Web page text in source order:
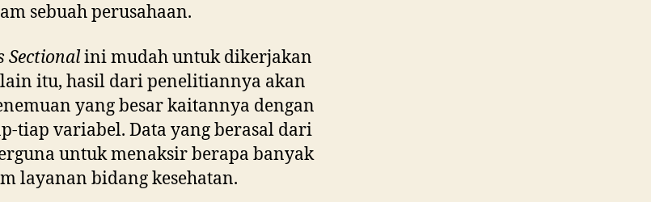
sebuah perusahaan.
Sectionalini mudah untuk dikerjakan
itu, hasil dari penelitiannya akan
yang besar kaitannya dengan
tiap variabel. Data yang berasal dari
untuk menaksir berapa banyak
layanan bidang kesehatan.